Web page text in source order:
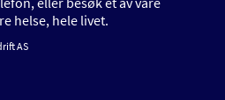
helse, hele livet.
AS